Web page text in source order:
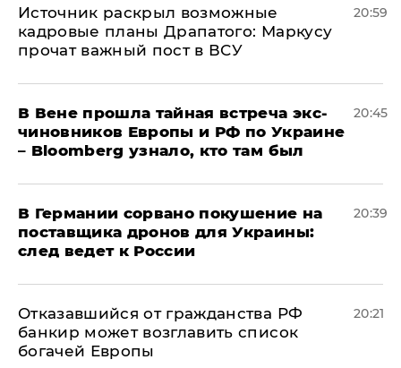
​Источник раскрыл возможные
кадровые планы Драпатого: Маркусу
прочат важный пост в ВСУ
20:59
В Вене прошла тайная встреча экс-
чиновников Европы и РФ по Украине
– Bloomberg узнало, кто там был
20:45
​В Германии сорвано покушение на
поставщика дронов для Украины:
след ведет к России
20:39
Отказавшийся от гражданства РФ
банкир может возглавить список
богачей Европы
20:21